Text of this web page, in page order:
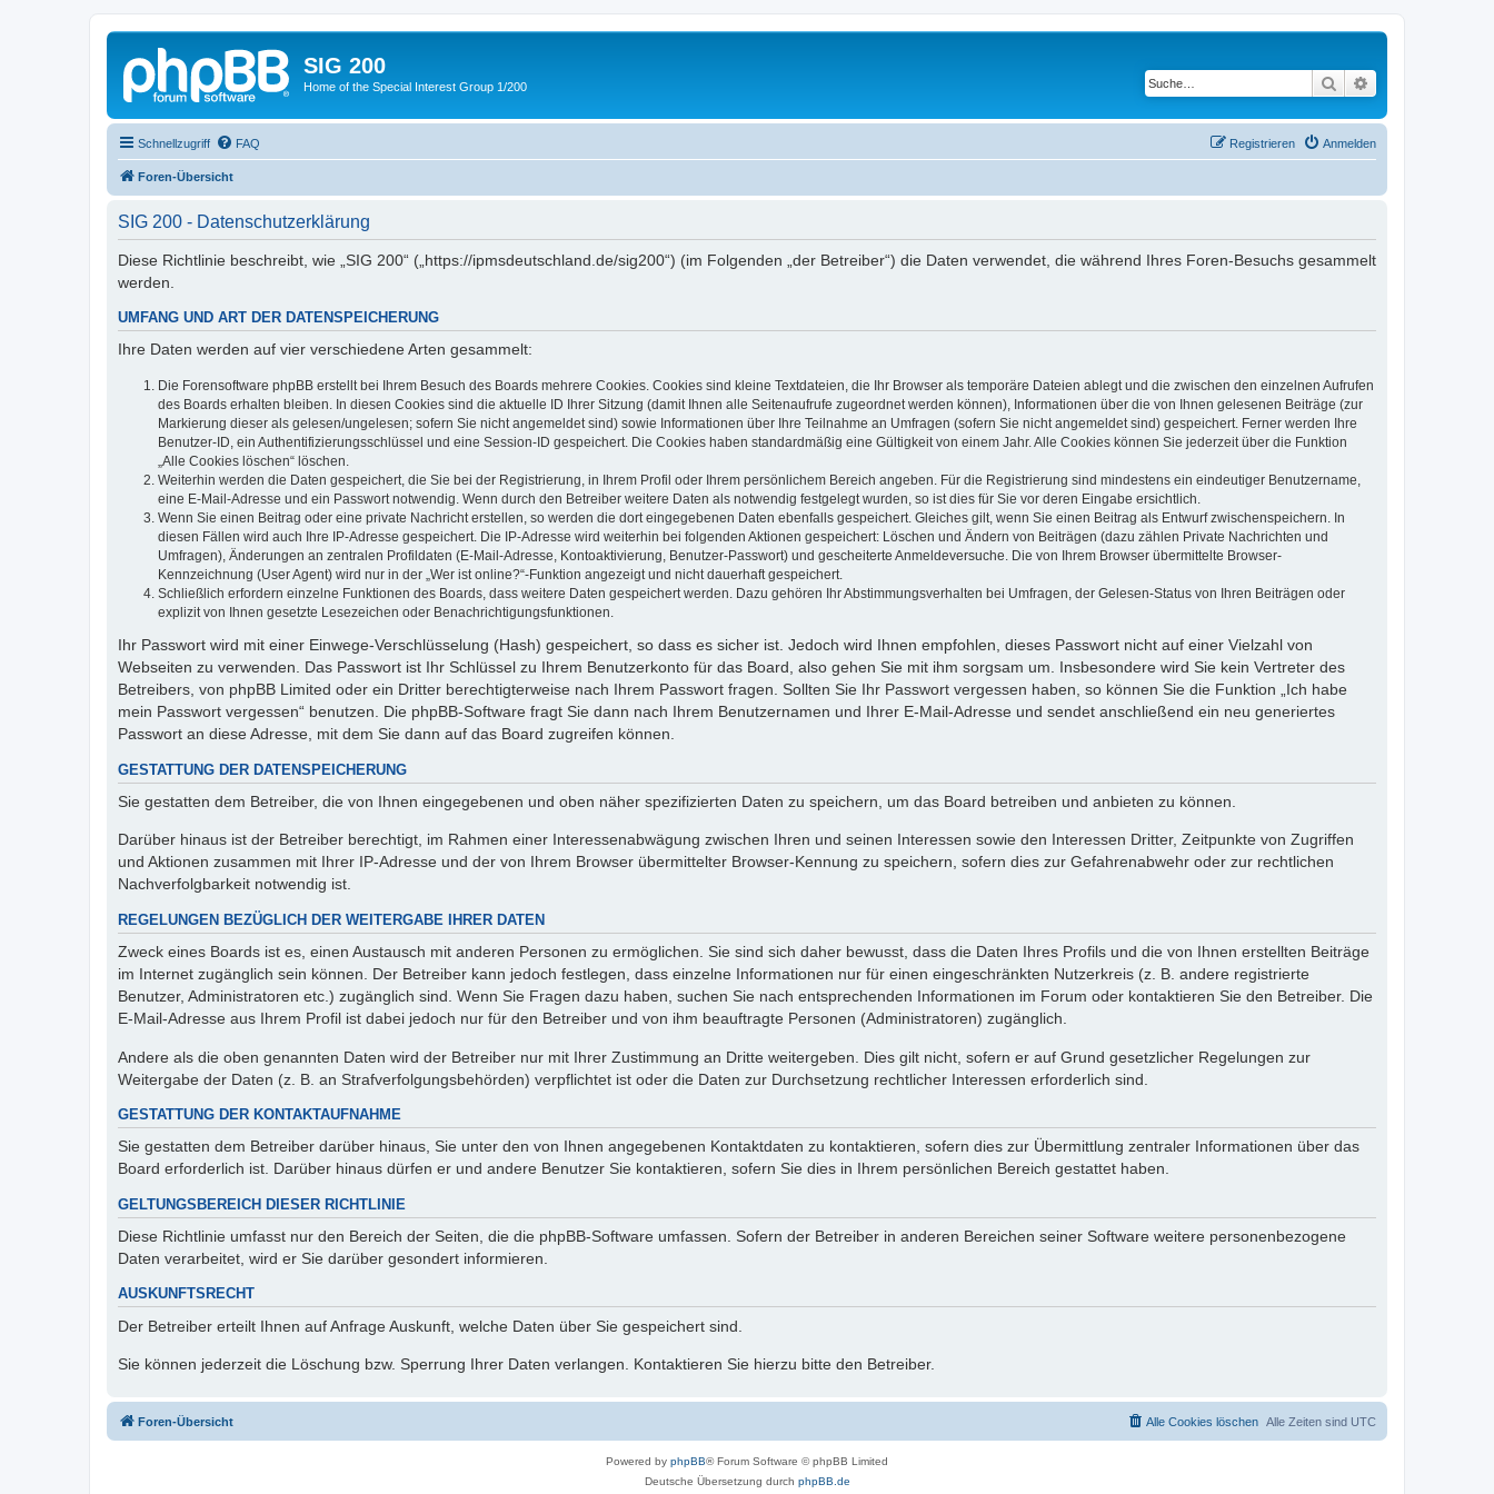
SIG 200
Home of the Special Interest Group 1/200 Suche
Schnellzugriff FAQ Anmelden
Registrieren
Foren-Übersicht
SIG 200 - Datenschutzerklärung
Diese Richtlinie beschreibt, wie „SIG 200“ („https://ipmsdeutschland.de/sig200“) (im Folgenden „der Betreiber“) die Daten verwendet, die während Ihres Foren-Besuchs gesammelt
werden.
UMFANG UND ART DER DATENSPEICHERUNG
Ihre Daten werden auf vier verschiedene Arten gesammelt:
Die Forensoftware phpBB erstellt bei Ihrem Besuch des Boards mehrere Cookies. Cookies sind kleine Textdateien, die Ihr Browser als temporäre Dateien ablegt und die zwischen den einzelnen Aufrufen
des Boards erhalten bleiben. In diesen Cookies sind die aktuelle ID Ihrer Sitzung (damit Ihnen alle Seitenaufrufe zugeordnet werden können), Informationen über die von Ihnen gelesenen Beiträge (zur
Markierung dieser als gelesen/ungelesen; sofern Sie nicht angemeldet sind) sowie Informationen über Ihre Teilnahme an Umfragen (sofern Sie nicht angemeldet sind) gespeichert. Ferner werden Ihre
Benutzer-ID, ein Authentifizierungsschlüssel und eine Session-ID gespeichert. Die Cookies haben standardmäßig eine Gültigkeit von einem Jahr. Alle Cookies können Sie jederzeit über die Funktion
„Alle Cookies löschen“ löschen.
Weiterhin werden die Daten gespeichert, die Sie bei der Registrierung, in Ihrem Profil oder Ihrem persönlichem Bereich angeben. Für die Registrierung sind mindestens ein eindeutiger Benutzername,
eine E-Mail-Adresse und ein Passwort notwendig. Wenn durch den Betreiber weitere Daten als notwendig festgelegt wurden, so ist dies für Sie vor deren Eingabe ersichtlich.
Wenn Sie einen Beitrag oder eine private Nachricht erstellen, so werden die dort eingegebenen Daten ebenfalls gespeichert. Gleiches gilt, wenn Sie einen Beitrag als Entwurf zwischenspeichern. In
diesen Fällen wird auch Ihre IP-Adresse gespeichert. Die IP-Adresse wird weiterhin bei folgenden Aktionen gespeichert: Löschen und Ändern von Beiträgen (dazu zählen Private Nachrichten und
Umfragen), Änderungen an zentralen Profildaten (E-Mail-Adresse, Kontoaktivierung, Benutzer-Passwort) und gescheiterte Anmeldeversuche. Die von Ihrem Browser übermittelte Browser-
Kennzeichnung (User Agent) wird nur in der „Wer ist online?“-Funktion angezeigt und nicht dauerhaft gespeichert.
Schließlich erfordern einzelne Funktionen des Boards, dass weitere Daten gespeichert werden. Dazu gehören Ihr Abstimmungsverhalten bei Umfragen, der Gelesen-Status von Ihren Beiträgen oder
explizit von Ihnen gesetzte Lesezeichen oder Benachrichtigungsfunktionen.
Ihr Passwort wird mit einer Einwege-Verschlüsselung (Hash) gespeichert, so dass es sicher ist. Jedoch wird Ihnen empfohlen, dieses Passwort nicht auf einer Vielzahl von
Webseiten zu verwenden. Das Passwort ist Ihr Schlüssel zu Ihrem Benutzerkonto für das Board, also gehen Sie mit ihm sorgsam um. Insbesondere wird Sie kein Vertreter des
Betreibers, von phpBB Limited oder ein Dritter berechtigterweise nach Ihrem Passwort fragen. Sollten Sie Ihr Passwort vergessen haben, so können Sie die Funktion „Ich habe
mein Passwort vergessen“ benutzen. Die phpBB-Software fragt Sie dann nach Ihrem Benutzernamen und Ihrer E-Mail-Adresse und sendet anschließend ein neu generiertes
Passwort an diese Adresse, mit dem Sie dann auf das Board zugreifen können.
GESTATTUNG DER DATENSPEICHERUNG
Sie gestatten dem Betreiber, die von Ihnen eingegebenen und oben näher spezifizierten Daten zu speichern, um das Board betreiben und anbieten zu können.
Darüber hinaus ist der Betreiber berechtigt, im Rahmen einer Interessenabwägung zwischen Ihren und seinen Interessen sowie den Interessen Dritter, Zeitpunkte von Zugriffen
und Aktionen zusammen mit Ihrer IP-Adresse und der von Ihrem Browser übermittelter Browser-Kennung zu speichern, sofern dies zur Gefahrenabwehr oder zur rechtlichen
Nachverfolgbarkeit notwendig ist.
REGELUNGEN BEZÜGLICH DER WEITERGABE IHRER DATEN
Zweck eines Boards ist es, einen Austausch mit anderen Personen zu ermöglichen. Sie sind sich daher bewusst, dass die Daten Ihres Profils und die von Ihnen erstellten Beiträge
im Internet zugänglich sein können. Der Betreiber kann jedoch festlegen, dass einzelne Informationen nur für einen eingeschränkten Nutzerkreis (z. B. andere registrierte
Benutzer, Administratoren etc.) zugänglich sind. Wenn Sie Fragen dazu haben, suchen Sie nach entsprechenden Informationen im Forum oder kontaktieren Sie den Betreiber. Die
E-Mail-Adresse aus Ihrem Profil ist dabei jedoch nur für den Betreiber und von ihm beauftragte Personen (Administratoren) zugänglich.
Andere als die oben genannten Daten wird der Betreiber nur mit Ihrer Zustimmung an Dritte weitergeben. Dies gilt nicht, sofern er auf Grund gesetzlicher Regelungen zur
Weitergabe der Daten (z. B. an Strafverfolgungsbehörden) verpflichtet ist oder die Daten zur Durchsetzung rechtlicher Interessen erforderlich sind.
GESTATTUNG DER KONTAKTAUFNAHME
Sie gestatten dem Betreiber darüber hinaus, Sie unter den von Ihnen angegebenen Kontaktdaten zu kontaktieren, sofern dies zur Übermittlung zentraler Informationen über das
Board erforderlich ist. Darüber hinaus dürfen er und andere Benutzer Sie kontaktieren, sofern Sie dies in Ihrem persönlichen Bereich gestattet haben.
GELTUNGSBEREICH DIESER RICHTLINIE
Diese Richtlinie umfasst nur den Bereich der Seiten, die die phpBB-Software umfassen. Sofern der Betreiber in anderen Bereichen seiner Software weitere personenbezogene
Daten verarbeitet, wird er Sie darüber gesondert informieren.
AUSKUNFTSRECHT
Der Betreiber erteilt Ihnen auf Anfrage Auskunft, welche Daten über Sie gespeichert sind.
Sie können jederzeit die Löschung bzw. Sperrung Ihrer Daten verlangen. Kontaktieren Sie hierzu bitte den Betreiber.
Foren-Übersicht Alle Zeiten sind UTC
Alle Cookies löschen
Powered by phpBB® Forum Software © phpBB Limited
Deutsche Übersetzung durch phpBB.de